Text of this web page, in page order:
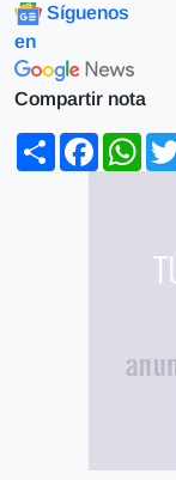
Síguenos
en
Compartir nota
Share